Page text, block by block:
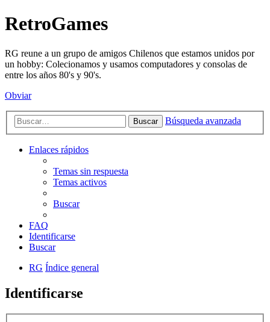
RetroGames
RG reune a un grupo de amigos Chilenos que estamos unidos por
un hobby: Colecionamos y usamos computadores y consolas de
entre los años 80's y 90's.
Obviar
Buscar Búsqueda avanzada
Enlaces rápidos
Temas sin respuesta
Temas activos
Buscar
FAQ
Identificarse
Buscar
RG Índice general
Identificarse